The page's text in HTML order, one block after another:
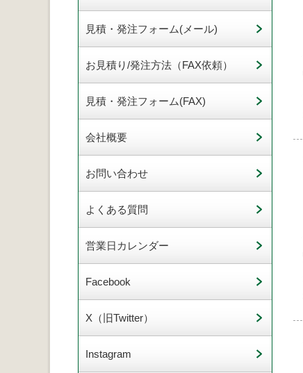
見積・発注フォーム(メール)
お見積り/発注方法（FAX依頼）
見積・発注フォーム(FAX)
会社概要
お問い合わせ
よくある質問
営業日カレンダー
Facebook
X（旧Twitter）
Instagram